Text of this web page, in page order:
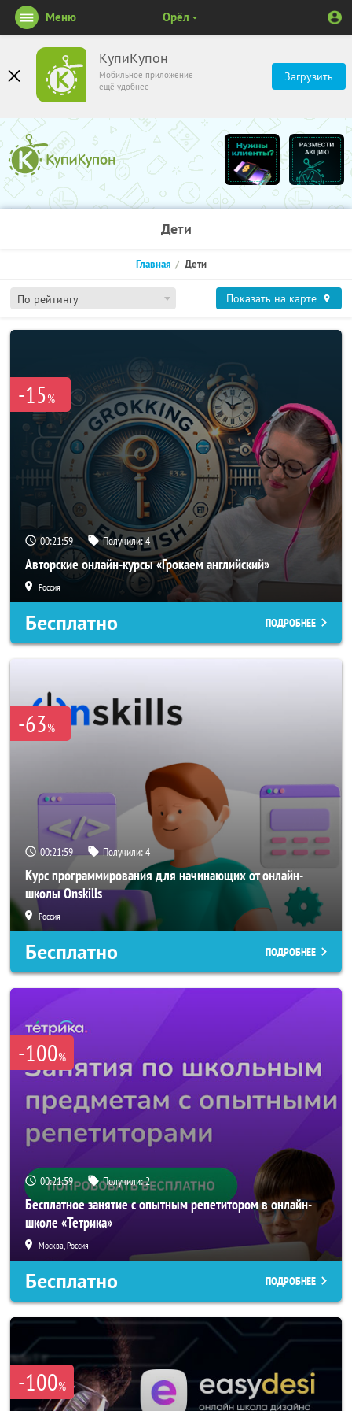
КупиКупон
Мобильное приложение
ещё удобнее
Загрузить
Меню Орёл
Дети
По рейтингу
Главная Дети
Показать на карте
-15%
00:21:59 Получили:4
Авторские онлайн-курсы «Грокаем английский»
Россия
Бесплатно ПОДРОБНЕЕ
-63%
00:21:59 Получили:4
Курс программирования для начинающих от онлайн-
школы Onskills
Россия
Бесплатно ПОДРОБНЕЕ
-100%
00:21:59 Получили:2
Бесплатное занятие с опытным репетитором в онлайн-
школе «Тетрика»
Москва, Россия
Бесплатно ПОДРОБНЕЕ
-100%